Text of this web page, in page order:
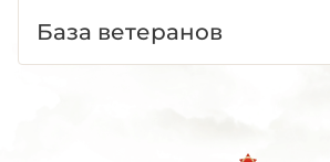
База ветеранов